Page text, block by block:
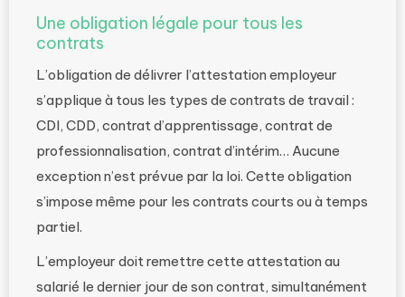
Une obligation légale pour tous les
contrats
L’obligation de délivrer l’attestation employeur
s’applique à tous les types de contrats de travail :
CDI, CDD, contrat d’apprentissage, contrat de
professionnalisation, contrat d’intérim… Aucune
exception n’est prévue par la loi. Cette obligation
s’impose même pour les contrats courts ou à temps
partiel.
L’employeur doit remettre cette attestation au
salarié le dernier jour de son contrat, simultanément